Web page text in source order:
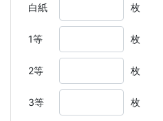
白紙 枚
1等 枚
2等 枚
3等 枚